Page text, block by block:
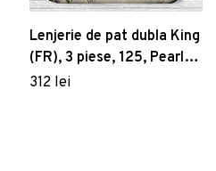
Lenjerie de pat dubla King
(FR), 3 piese, 125, Pearl
Home, Poliester Satinat
312 lei